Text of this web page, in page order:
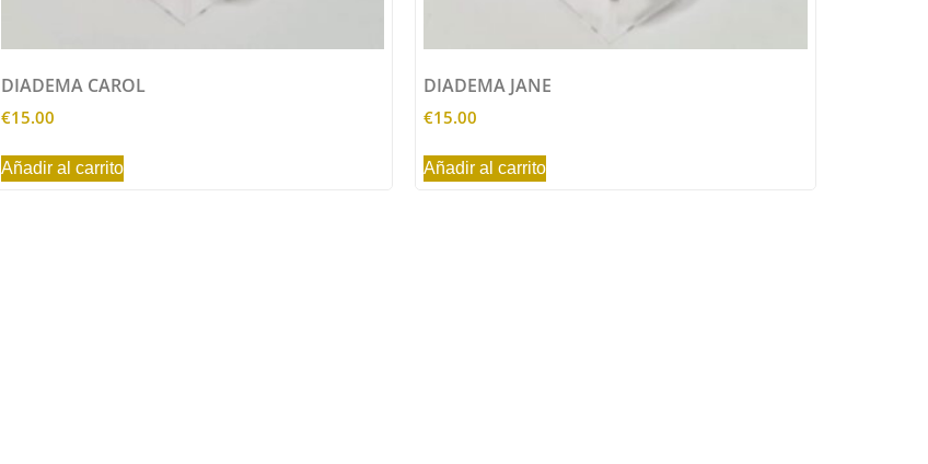
DIADEMA CAROL
€15.00
Añadir al carrito
DIADEMA JANE
€15.00
Añadir al carrito